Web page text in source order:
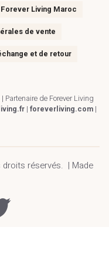
Living Maroc
de vente
et de retour
Partenaire de Forever Living
| foreverliving.com|
droits réservés. | Made